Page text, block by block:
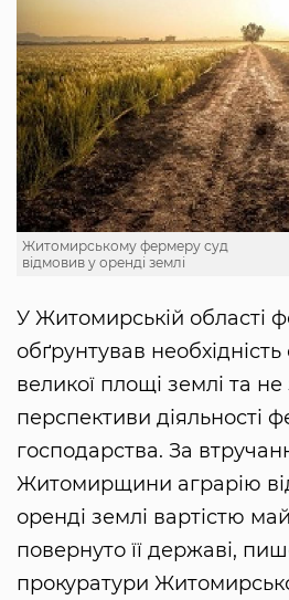
Житомирському фермеру суд
відмовив у оренді землі
У Житомирській області
обґрунтував
великої площі землі та
перспективи діяльності
господарства. За
Житомирщини аграрію
оренді землі вартістю
повернуто її державі,
прокуратури